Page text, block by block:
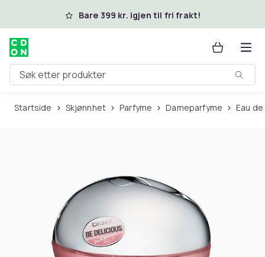
Hopp til hovedinnholdBare 399 kr. igjen til fri frakt!
Søk etter produkter
Startside Skjønnhet Parfyme Dameparfyme Eau